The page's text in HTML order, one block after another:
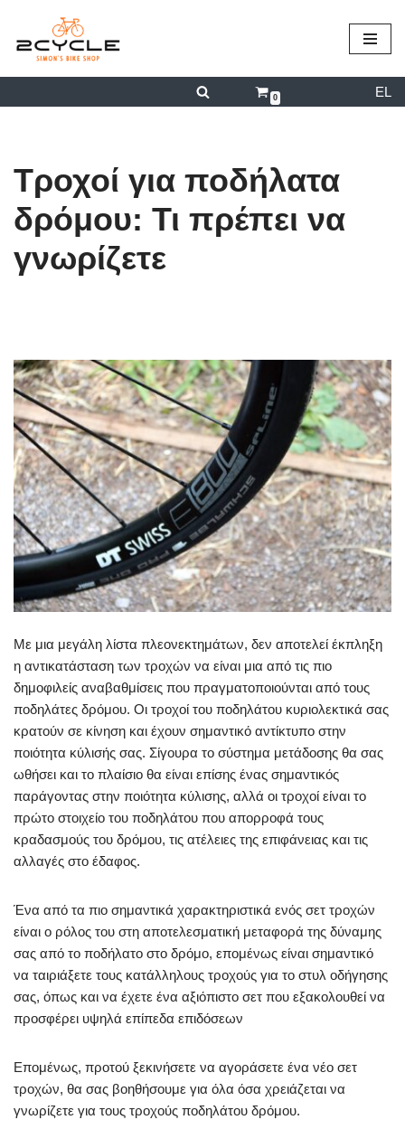
περιεχόμενο
Μεταπηδήστε
0 EL
Τροχοί για ποδήλατα
δρόμου: Τι πρέπει να
γνωρίζετε
Με μια μεγάλη λίστα πλεονεκτημάτων, δεν αποτελεί έκπληξη
η αντικατάσταση των τροχών να είναι μια από τις πιο
δημοφιλείς αναβαθμίσεις που πραγματοποιούνται από τους
ποδηλάτες δρόμου. Οι τροχοί του ποδηλάτου κυριολεκτικά σας
κρατούν σε κίνηση και έχουν σημαντικό αντίκτυπο στην
ποιότητα κύλισής σας. Σίγουρα το σύστημα μετάδοσης θα σας
ωθήσει και το πλαίσιο θα είναι επίσης ένας σημαντικός
παράγοντας στην ποιότητα κύλισης, αλλά οι τροχοί είναι το
πρώτο στοιχείο του ποδηλάτου που απορροφά τους
κραδασμούς του δρόμου, τις ατέλειες της επιφάνειας και τις
αλλαγές στο έδαφος.
Ένα από τα πιο σημαντικά χαρακτηριστικά ενός σετ τροχών
είναι ο ρόλος του στη αποτελεσματική μεταφορά της δύναμης
σας από το ποδήλατο στο δρόμο, επομένως είναι σημαντικό
να ταιριάξετε τους κατάλληλους τροχούς για το στυλ οδήγησης
σας, όπως και να έχετε ένα αξιόπιστο σετ που εξακολουθεί να
προσφέρει υψηλά επίπεδα επιδόσεων
Επομένως, προτού ξεκινήσετε να αγοράσετε ένα νέο σετ
τροχών, θα σας βοηθήσουμε για όλα όσα χρειάζεται να
γνωρίζετε για τους τροχούς ποδηλάτου δρόμου.